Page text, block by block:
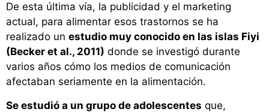
De esta última vía, la publicidad y el marketing
actual, para alimentar esos trastornos se ha
realizado un estudio muy conocido en las islas Fiyi
(Becker et al., 2011) donde se investigó durante
varios años cómo los medios de comunicación
afectaban seriamente en la alimentación.
Se estudió a un grupo de adolescentes que,